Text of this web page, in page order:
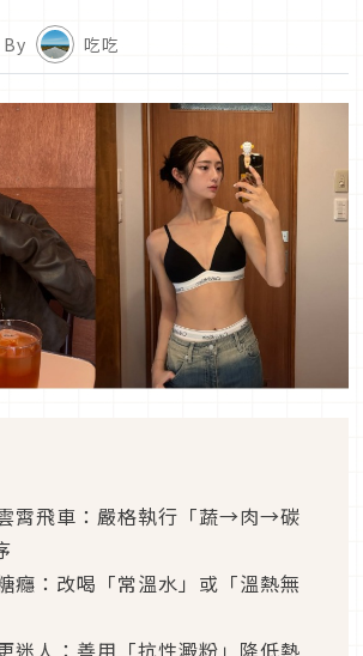
By 吃吃
霄飛車：嚴格執行「蔬→肉→碳
癮：改喝「常溫水」或「溫熱無
迷人：善用「抗性澱粉」降低熱